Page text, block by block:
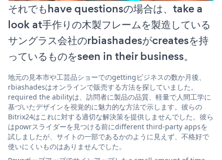
それでもhave questionsの場合は、take a
look at手作りの木製フレームを製造している
サングラス会社のrbiashadesがcreatesを持
っているものをseen in their business。
地元の見本市や工芸品ショーでのgettingビジネスの数か月後、
rbiashadesはオンラインで販売する方法を探していました。
required the abilityは、訪問者に製品の品質、軽量で人間工学に
基づいたデザインを視覚的に魅力的な方法で示します。彼らの
Bitrix24はこれに対する適切な解決策を提供しませんでした。彼ら
はpowrスライダーを見つける前にdifferent third-party appsを
試しましたが、サイトの一部であるかのように見えず、不格好で
使いにくいものはありませんでした。